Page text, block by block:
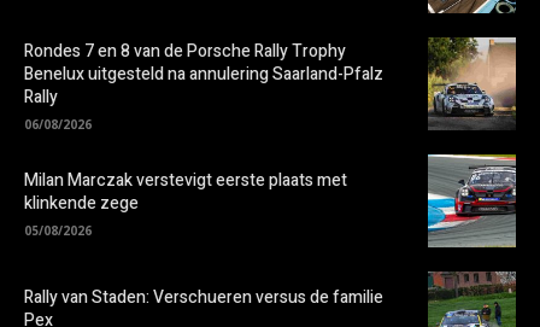
Rondes 7 en 8 van de Porsche Rally Trophy
Benelux uitgesteld na annulering Saarland-Pfalz
Rally
06/08/2026
Milan Marczak verstevigt eerste plaats met
klinkende zege
05/08/2026
Rally van Staden: Verschueren versus de familie
Pex